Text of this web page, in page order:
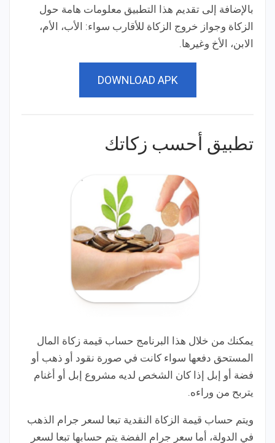
بالإضافة إلى تقديم هذا التطبيق معلومات هامة حول
الزكاة وجواز خروج الزكاة للأقارب سواء: الأب، الأم،
الابن، الأخ وغيرها.
DOWNLOAD APK
تطبيق أحسب زكاتك
يمكنك من خلال هذا البرنامج حساب قيمة زكاة المال
المستحق دفعها سواء كانت في صورة نقود أو ذهب أو
فضة أو إبل إذا كان الشخص لديه مشروع إبل أو أغنام
يتربح من وراءه.
ويتم حساب قيمة الزكاة النقدية تبعا لسعر جرام الذهب
في الدولة، أما سعر جرام الفضة يتم حسابها تبعا لسعر